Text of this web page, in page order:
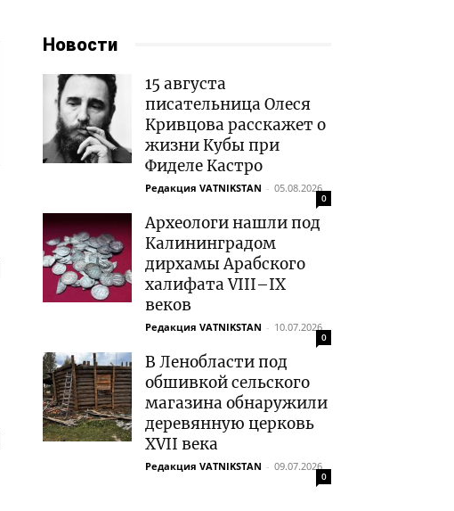
Новости
15 августа
писательница Олеся
Кривцова расскажет о
жизни Кубы при
Фиделе Кастро
Редакция VATNIKSTAN - 05.08.2026
0
Археологи нашли под
Калининградом
дирхамы Арабского
халифата VIII–IX
веков
Редакция VATNIKSTAN - 10.07.2026
0
В Ленобласти под
обшивкой сельского
магазина обнаружили
деревянную церковь
XVII века
Редакция VATNIKSTAN - 09.07.2026
0